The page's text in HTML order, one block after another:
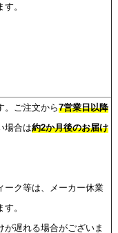
。
。ご注文から7営業日以降
場合は約2か月後のお届け
ク等は、メーカー休業
。
遅れる場合がございま